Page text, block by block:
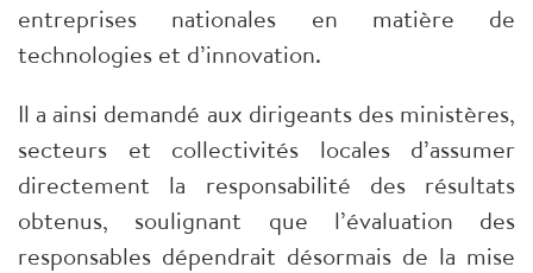
entreprises nationales en matière de
technologies et d’innovation.
Il a ainsi demandé aux dirigeants des ministères,
secteurs et collectivités locales d’assumer
directement la responsabilité des résultats
obtenus, soulignant que l’évaluation des
responsables dépendrait désormais de la mise